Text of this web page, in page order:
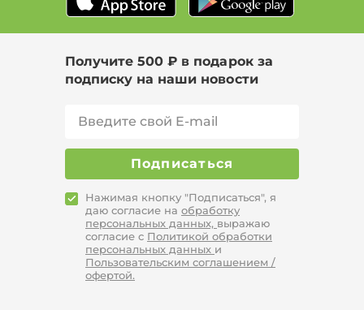
Получите 500 ₽ в подарок за
подписку на наши новости
Подписаться
Нажимая кнопку "Подписаться", я
даю согласие на обработку
персональных данных, выражаю
согласие с Политикой обработки
персональных данных и
Пользовательским соглашением /
офертой.